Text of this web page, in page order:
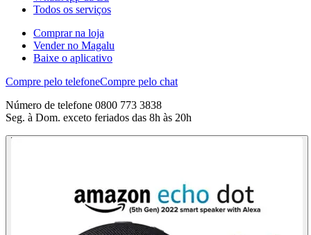
Todos os serviços
Comprar na loja
Vender no Magalu
Baixe o aplicativo
Compre pelo telefoneCompre pelo chat
Número de telefone 0800 773 3838
Seg. à Dom. exceto feriados das 8h às 20h